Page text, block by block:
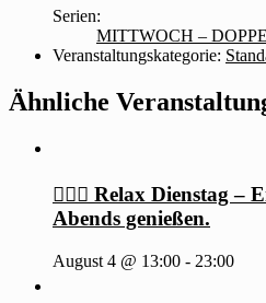
Serien:
MITTWOCH –
Veranstaltungskategorie:
Ähnliche
🧖‍♂️✨ Relax Dienstag –
Abends genießen.
August 4 @ 13:00 - 23:00